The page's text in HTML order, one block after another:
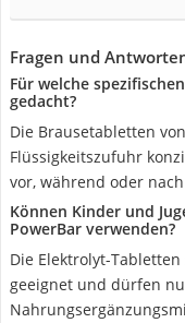
Fragen und
Für welche
gedacht?
Die Brausetabletten
Flüssigkeitszufuhr
vor, während oder
Können Kinder und
PowerBar verwenden?
Die Elektrolyt-
geeignet und dürfen